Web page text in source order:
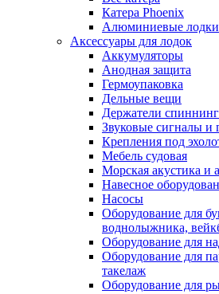
Катера Phoenix
Алюминиевые лодки
Аксессуары для лодок
Аккумуляторы
Анодная защита
Гермоупаковка
Дельные вещи
Держатели
Звуковые сигналы и
Крепления под
Мебель судовая
Морская акустика и
Навесное
Насосы
Оборудование для
воднолыжника,
Оборудование для
Оборудование для
такелаж
Оборудование для